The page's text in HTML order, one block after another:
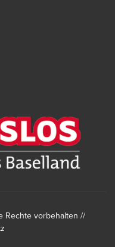
Rechte vorbehalten //